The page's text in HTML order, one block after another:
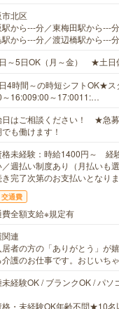
市北区
駅から---分／東梅田駅から---
駅から---分／渡辺橋駅から---分
～5日OK（月～金） ★土日
4時間～の時短シフトOK★ス
～16:009:00～17:0011:…
日はご相談ください！ ★急
も働けます！
格未経験：時給1400円～ 経
週払い制度あり（月払いも
完了次第のお支払いとなりま
交通費
費全額支給※規定有
連
居者の方の「ありがとう」が
介護のお仕事です。おじいち
経験OK / ブランクOK / パソ
格・未経験OK年齢不問★10